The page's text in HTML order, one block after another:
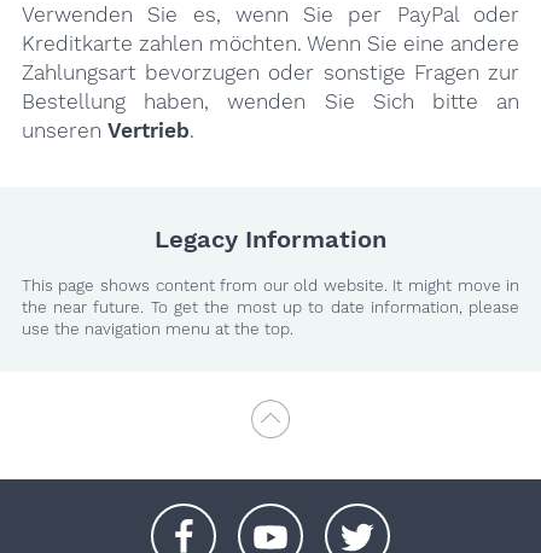
Verwenden Sie es, wenn Sie per PayPal oder
Kreditkarte zahlen möchten. Wenn Sie eine andere
Zahlungsart bevorzugen oder sonstige Fragen zur
Bestellung haben, wenden Sie Sich bitte an
unseren Vertrieb.
Legacy Information
This page shows content from our old website. It might move in
the near future. To get the most up to date information, please
use the navigation menu at the top.